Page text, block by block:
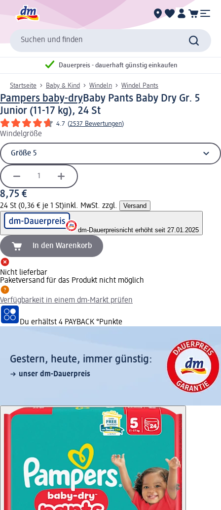
Suchen und finden
Dauerpreis - dauerhaft günstig einkaufen
Startseite Baby & Kind Windeln Windel Pants
Pampers baby-dryBaby Pants Baby Dry Gr. 5
Junior (11-17 kg), 24 St
4.7 (2537 Bewertungen)
Windelgröße
8,75 €
24 St (0,36 € je 1 St)inkl. MwSt. zzgl. Versand
dm-Dauerpreisnicht erhöht seit 27.01.2025
In den Warenkorb
Nicht lieferbar
Paketversand für das Produkt nicht möglich
Verfügbarkeit in einem dm-Markt prüfen
Du erhältst 4 PAYBACK °Punkte
Gestern, heute, immer günstig:
unser dm-Dauerpreis